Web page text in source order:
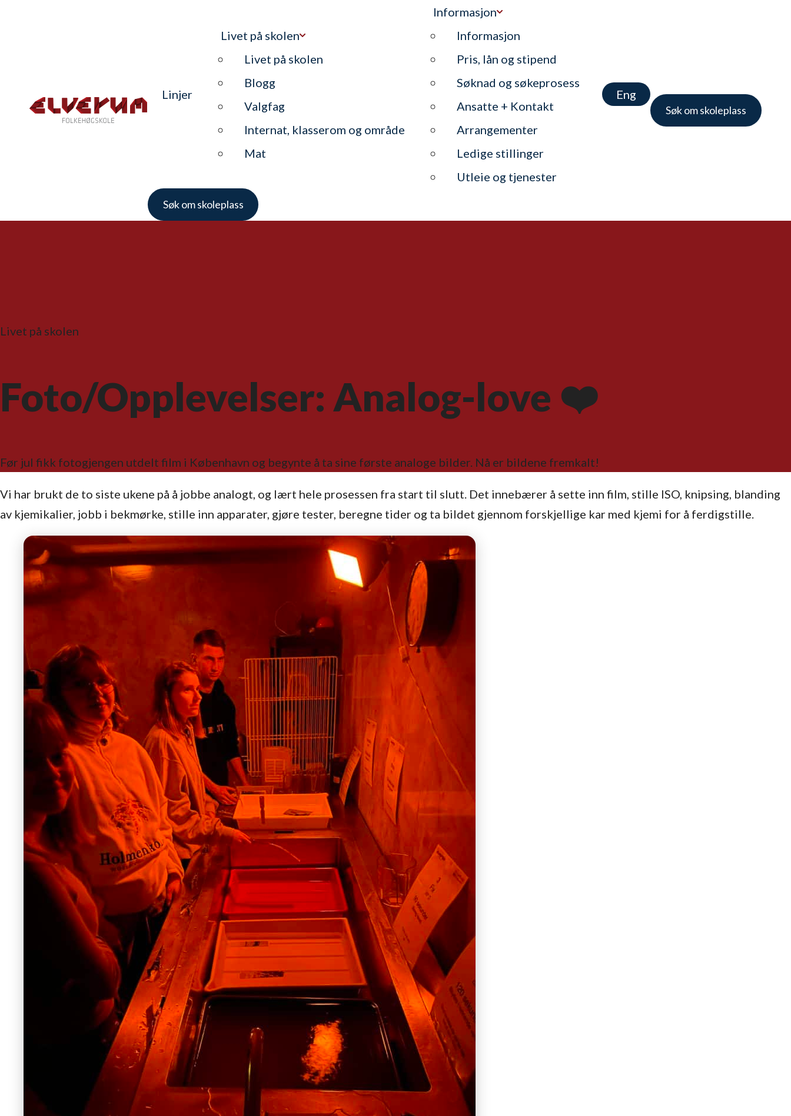
Linjer
Livet på skolen
Livet på skolen
Blogg
Valgfag
Internat, klasserom og område
Mat
Informasjon
Informasjon
Pris, lån og stipend
Søknad og søkeprosess
Ansatte + Kontakt
Arrangementer
Ledige stillinger
Utleie og tjenester
Eng
Søk om skoleplass
Søk om skoleplass
Livet på skolen
Foto/Opplevelser: Analog-love ❤️
Før jul fikk fotogjengen utdelt film i København og begynte å ta sine første analoge bilder. Nå er bildene fremkalt!
Vi har brukt de to siste ukene på å jobbe analogt, og lært hele prosessen fra start til slutt. Det innebærer å sette inn film, stille ISO, knipsing, blanding
av kjemikalier, jobb i bekmørke, stille inn apparater, gjøre tester, beregne tider og ta bildet gjennom forskjellige kar med kjemi for å ferdigstille.